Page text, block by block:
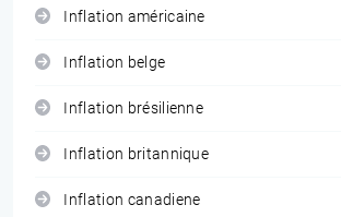
Inflation américaine
Inflation belge
Inflation brésilienne
Inflation britannique
Inflation canadiene